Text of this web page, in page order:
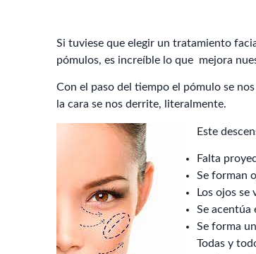
Si tuviese que elegir un tratamiento
pómulos, es increíble lo que mejora
Con el paso del tiempo el pómulo se
la cara se nos derrite, literalmente.
Este
Falta
Se forman
Los ojos se
Se acentúa
Se forma
Todas y